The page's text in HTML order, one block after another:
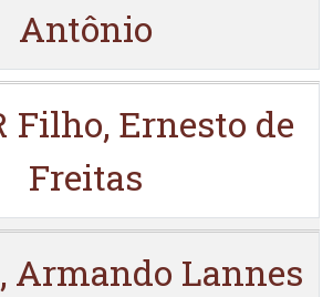
Antônio
Filho, Ernesto de
Freitas
Armando Lannes